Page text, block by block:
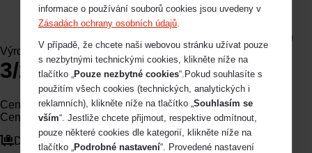
Výrobce
3/2 Control Valve
Cena bez DPH 2 924Kč
Cena s DPH 3 538Kč
Dostupnost na poptání
informace o používání souborů cookies jsou uvedeny v
Zásadách ochrany osobních údajů.
V případě, že chcete naši webovou stránku užívat pouze
s nezbytnými technickými cookies, klikněte níže na
tlačítko „Pouze nezbytné cookies“.Pokud souhlasíte s
použitím všech cookies (technických, analytických i
reklamních), klikněte níže na tlačítko „Souhlasím se
vším“. Jestliže chcete přijmout, respektive odmítnout,
pouze některé cookies dle kategorií, klikněte níže na
tlačítko „Podrobné nastavení“. Provedené nastavení